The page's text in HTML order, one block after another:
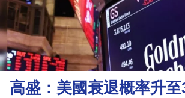
資
樓
理
財
高盛：美國衰退概率升